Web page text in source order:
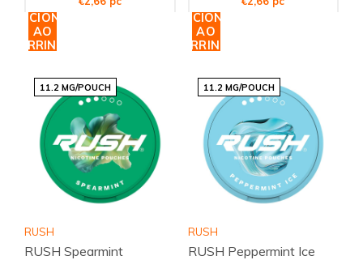
ADICIONAR
AO
CARRINHO
ADICIONAR
AO
CARRINHO
11.2 MG/POUCH
RUSH
RUSH Spearmint
11.2 MG/POUCH
RUSH
RUSH Peppermint Ice